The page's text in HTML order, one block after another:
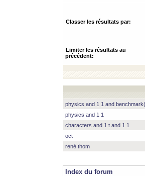
Classer les résultats par:
Limiter les résultats au
précédent:
physics and 1 1 and
physics and 1 1
characters and 1 t and 1 1
oct
rené thom
Index du forum